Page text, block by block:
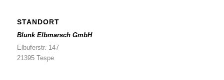
STANDORT
Blunk Elbmarsch GmbH
Elbuferstr. 147
21395 Tespe